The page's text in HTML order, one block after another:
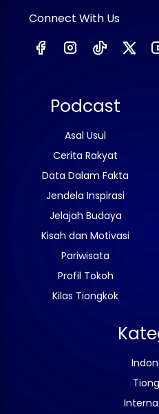
Connect With Us
Podcast
Asal Usul
Cerita Rakyat
Data Dalam Fakta
Jendela Inspirasi
Jelajah Budaya
Kisah dan Motivasi
Pariwisata
Profil Tokoh
Kilas Tiongkok